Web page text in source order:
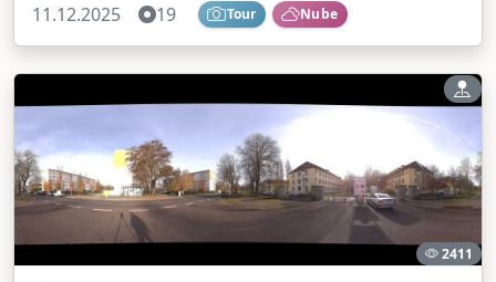
11.12.2025 19 Tour Nube
2411